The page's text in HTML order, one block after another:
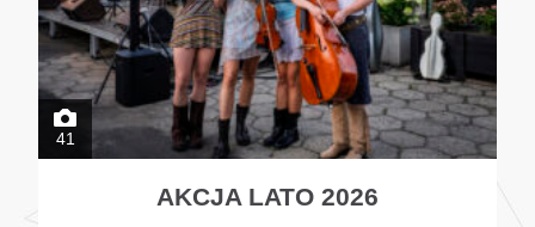
41
AKCJA LATO 2026